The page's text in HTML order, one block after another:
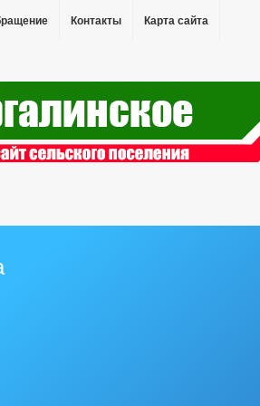
Контакты Карта сайта